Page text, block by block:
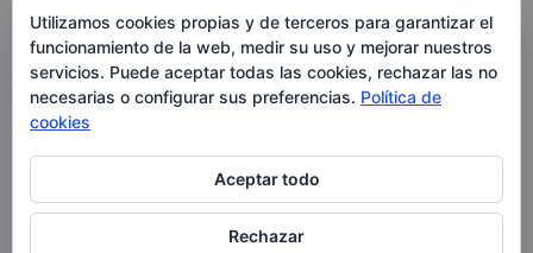
RedWebAgencia.com
Calle Alcátara 82, MADRID
Utilizamos cookies propias y de terceros para garantizar el
funcionamiento de la web, medir su uso y mejorar nuestros
servicios. Puede aceptar todas las cookies, rechazar las no
necesarias o configurar sus preferencias. Política de
cookies
Aceptar todo
Rechazar